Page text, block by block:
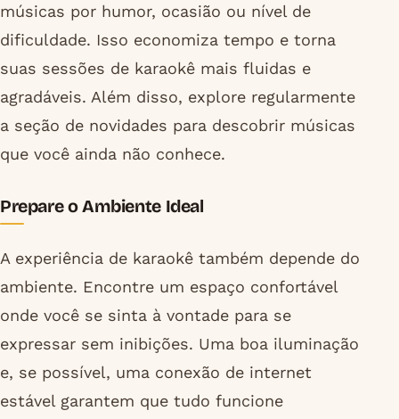
músicas por humor, ocasião ou nível de
dificuldade. Isso economiza tempo e torna
suas sessões de karaokê mais fluidas e
agradáveis. Além disso, explore regularmente
a seção de novidades para descobrir músicas
que você ainda não conhece.
Prepare o Ambiente Ideal
A experiência de karaokê também depende do
ambiente. Encontre um espaço confortável
onde você se sinta à vontade para se
expressar sem inibições. Uma boa iluminação
e, se possível, uma conexão de internet
estável garantem que tudo funcione